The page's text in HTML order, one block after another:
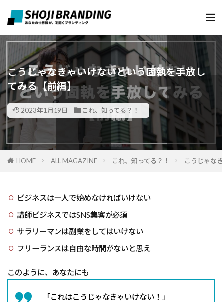
こうじゃなきゃいけないという固執を手放し
てみる【前編】
2023年1月19日 これ、知ってる？！
HOME ALL MAGAZINE これ、知ってる？！ こうじゃな
ビジネスは一人で始めなければいけない
講師ビジネスではSNS集客が必須
サラリーマンは副業をしてはいけない
フリーランスは自由な時間がないと思え
このように、あなたにも
「これはこうじゃなきゃいけない！」